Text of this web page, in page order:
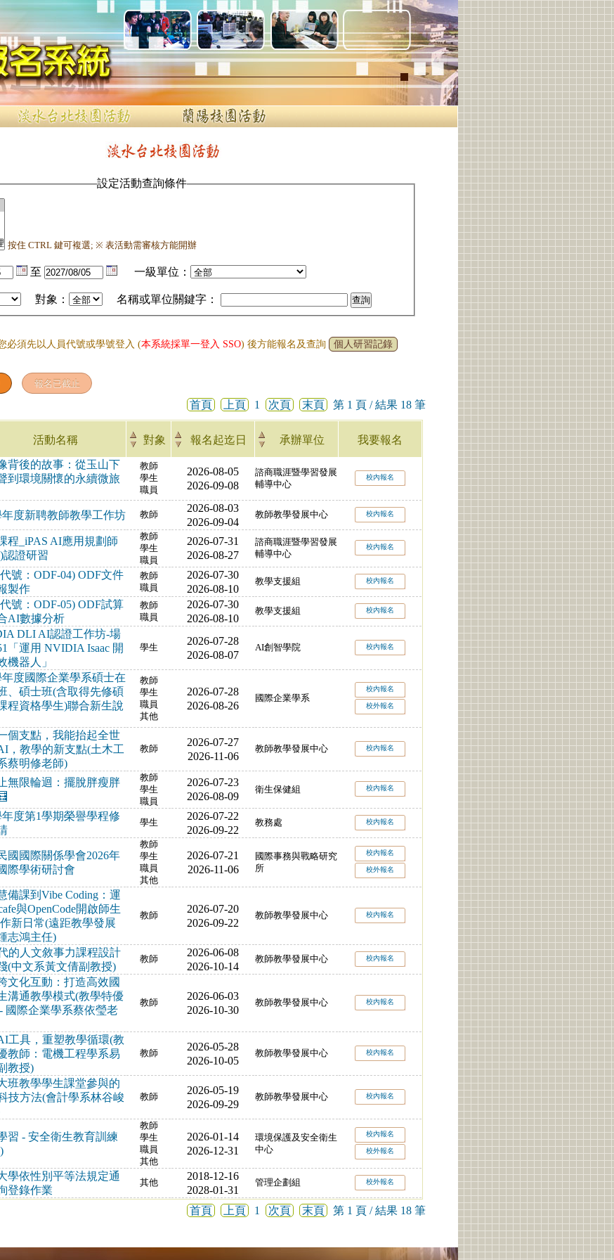
設定活動查詢條件
按住 CTRL 鍵可複選; ※ 表活動需審核方能開辦
至 一級單位：
對象： 名稱或單位關鍵字：
必須先以人員代號或學號登入 (本系統採單一登入 SSO) 後方能報名及查詢 個人研習記錄
首頁 上頁 1 次頁 末頁 第 1 頁 / 結果 18 筆
活動名稱 對象 報名起迄日 承辦單位 我要報名
背後的故事：從玉山下
到環境關懷的永續微旅
教師
學生
職員
2026-08-05
2026-09-08
諮商職涯暨學習發展
輔導中心
校內報名
年度新聘教師教學工作坊 教師
2026-08-03
2026-09-04
教師教學發展中心 校內報名
程_iPAS AI應用規劃師
認證研習
教師
學生
職員
2026-07-31
2026-08-27
諮商職涯暨學習發展
輔導中心
校內報名
號：ODF-04) ODF文件
製作
教師
職員
2026-07-30
2026-08-10
教學支援組 校內報名
號：ODF-05) ODF試算
AI數據分析
教師
職員
2026-07-30
2026-08-10
教學支援組 校內報名
DLI AI認證工作坊-場
「運用 NVIDIA Isaac 開
機器人」
學生
2026-07-28
2026-08-07
AI創智學院 校內報名
年度國際企業學系碩士在
、碩士班(含取得先修碩
程資格學生)聯合新生說
教師
學生
職員
其他
2026-07-28
2026-08-26
國際企業學系
校內報名
校外報名
個支點，我能抬起全世
，教學的新支點(土木工
蔡明修老師)
教師
2026-07-27
2026-11-06
教師教學發展中心 校內報名
無限輪迴：擺脫胖瘦胖
教師
學生
職員
2026-07-23
2026-08-09
衛生保健組 校內報名
年度第1學期榮譽學程修
學生
2026-07-22
2026-09-22
教務處 校內報名
國國際關係學會2026年
際學術研討會
教師
學生
職員
其他
2026-07-21
2026-11-06
國際事務與戰略研究
所
校內報名
校外報名
備課到Vibe Coding：運
與OpenCode開啟師生
新日常(遠距教學發展
志鴻主任)
教師
2026-07-20
2026-09-22
教師教學發展中心 校內報名
的人文敘事力課程設計
(中文系黃文倩副教授)
教師
2026-06-08
2026-10-14
教師教學發展中心 校內報名
文化互動：打造高效國
溝通教學模式(教學特優
國際企業學系蔡依瑩老
教師
2026-06-03
2026-10-30
教師教學發展中心 校內報名
工具，重塑教學循環(教
教師：電機工程學系易
教授)
教師
2026-05-28
2026-10-05
教師教學發展中心 校內報名
班教學學生課堂參與的
技方法(會計學系林谷峻
教師
2026-05-19
2026-09-29
教師教學發展中心 校內報名
習 - 安全衛生教育訓練
教師
學生
職員
其他
2026-01-14
2026-12-31
環境保護及安全衛生
中心
校內報名
校外報名
學依性別平等法規定通
登錄作業
其他
2018-12-16
2028-01-31
管理企劃組 校外報名
首頁 上頁 1 次頁 末頁 第 1 頁 / 結果 18 筆